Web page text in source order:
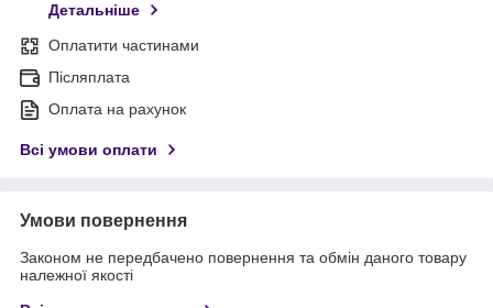
Детальніше
Оплатити частинами
Післяплата
Оплата на рахунок
Всі умови оплати
Умови повернення
Законом не передбачено повернення та обмін даного товару
належної якості